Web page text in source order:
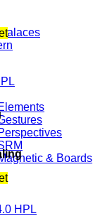
& Boards
HPL